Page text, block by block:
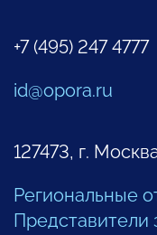
+7 (495) 247 4777
id@opora.ru
127473, г.
Региональные
Представители